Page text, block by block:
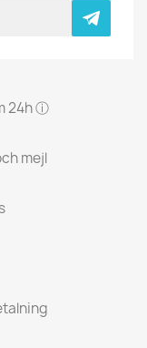
24h ⓘ
mejl